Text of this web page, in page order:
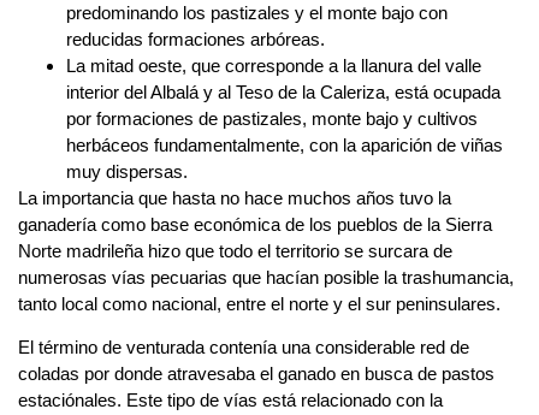
predominando los pastizales y el monte bajo con
reducidas formaciones arbóreas.
La mitad oeste, que corresponde a la llanura del valle
interior del Albalá y al Teso de la Caleriza, está ocupada
por formaciones de pastizales, monte bajo y cultivos
herbáceos fundamentalmente, con la aparición de viñas
muy dispersas.
La importancia que hasta no hace muchos años tuvo la
ganadería como base económica de los pueblos de la Sierra
Norte madrileña hizo que todo el territorio se surcara de
numerosas vías pecuarias que hacían posible la trashumancia,
tanto local como nacional, entre el norte y el sur peninsulares.
El término de venturada contenía una considerable red de
coladas por donde atravesaba el ganado en busca de pastos
estaciónales. Este tipo de vías está relacionado con la